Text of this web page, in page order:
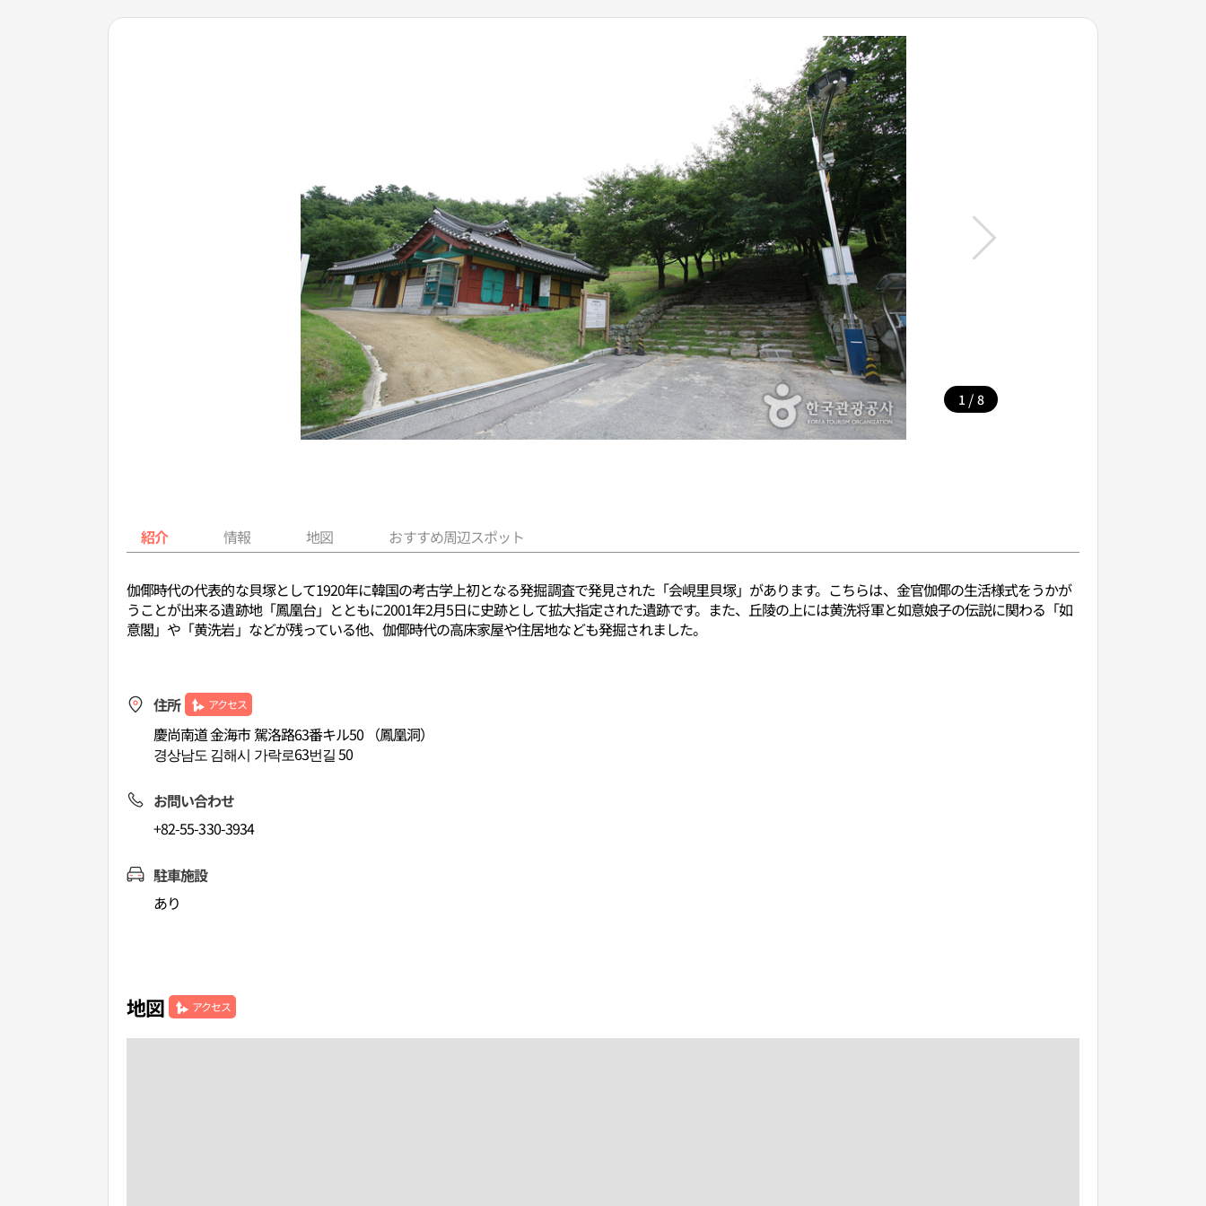
1 / 8
紹介 情報 地図 おすすめ周辺スポット
伽倻時代の代表的な貝塚として1920年に韓国の考古学上初となる発掘調査で発見された「会峴里貝塚」があります。こちらは、金官伽倻の生活様式をうかが
うことが出来る遺跡地「鳳凰台」とともに2001年2月5日に史跡として拡大指定された遺跡です。また、丘陵の上には黄洗将軍と如意娘子の伝説に関わる「如
意閣」や「黄洗岩」などが残っている他、伽倻時代の高床家屋や住居地なども発掘されました。
住所 アクセス
慶尚南道 金海市 駕洛路63番キル50 （鳳凰洞）
경상남도 김해시 가락로63번길 50
お問い合わせ
+82-55-330-3934
駐車施設
あり
地図 アクセス